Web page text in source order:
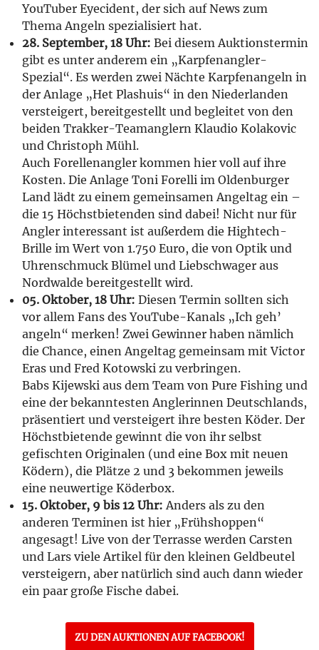
YouTuber Eyecident, der sich auf News zum
Thema Angeln spezialisiert hat.
28. September, 18 Uhr: Bei diesem Auktionstermin
gibt es unter anderem ein „Karpfenangler-
Spezial“. Es werden zwei Nächte Karpfenangeln in
der Anlage „Het Plashuis“ in den Niederlanden
versteigert, bereitgestellt und begleitet von den
beiden Trakker-Teamanglern Klaudio Kolakovic
und Christoph Mühl.
Auch Forellenangler kommen hier voll auf ihre
Kosten. Die Anlage Toni Forelli im Oldenburger
Land lädt zu einem gemeinsamen Angeltag ein –
die 15 Höchstbietenden sind dabei! Nicht nur für
Angler interessant ist außerdem die Hightech-
Brille im Wert von 1.750 Euro, die von Optik und
Uhrenschmuck Blümel und Liebschwager aus
Nordwalde bereitgestellt wird.
05. Oktober, 18 Uhr: Diesen Termin sollten sich
vor allem Fans des YouTube-Kanals „Ich geh’
angeln“ merken! Zwei Gewinner haben nämlich
die Chance, einen Angeltag gemeinsam mit Victor
Eras und Fred Kotowski zu verbringen.
Babs Kijewski aus dem Team von Pure Fishing und
eine der bekanntesten Anglerinnen Deutschlands,
präsentiert und versteigert ihre besten Köder. Der
Höchstbietende gewinnt die von ihr selbst
gefischten Originalen (und eine Box mit neuen
Ködern), die Plätze 2 und 3 bekommen jeweils
eine neuwertige Köderbox.
15. Oktober, 9 bis 12 Uhr: Anders als zu den
anderen Terminen ist hier „Frühshoppen“
angesagt! Live von der Terrasse werden Carsten
und Lars viele Artikel für den kleinen Geldbeutel
versteigern, aber natürlich sind auch dann wieder
ein paar große Fische dabei.
ZU DEN AUKTIONEN AUF FACEBOOK!